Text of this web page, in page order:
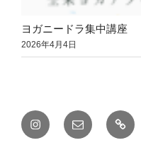
ヨガニードラ集中講座
2026年4月4日
Instagramメ
ー